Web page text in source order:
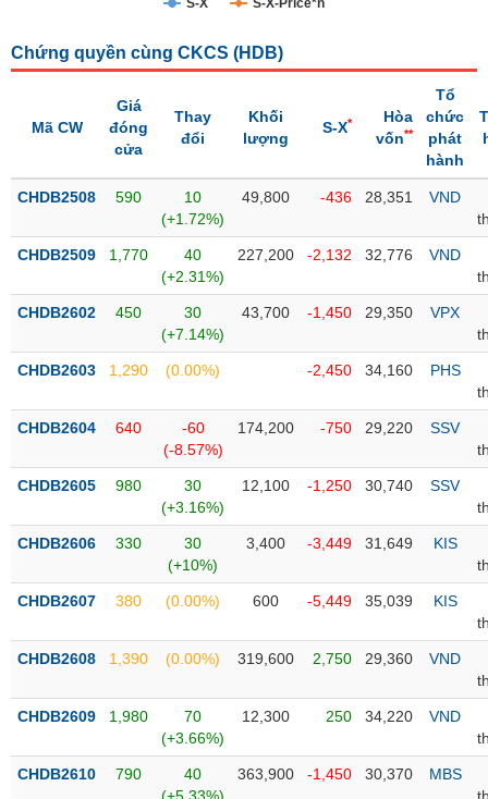
thái
thị
Niêm
Niêm
mới
yết
bổ
Hủy
yết
dõi
biệt
được
ký
Danh
S-X S-X-Price*n
Chứng quyền cùng CKCS (HDB)
Mã CW
Giá
đóng
cửa
Thay
đổi
Khối
lượng
S-X*
Hòa
vốn**
Tổ
chức
phát
hành
CHDB2508 590
10
(+1.72%)
49,800 -436 28,351
VND
CHDB2509 1,770
40
(+2.31%)
227,200 -2,132 32,776
VND
CHDB2602 450
30
(+7.14%)
43,700 -1,450 29,350
VPX
CHDB2603 1,290 (0.00%) -2,450 34,160
PHS
CHDB2604 640
-60
(-8.57%)
174,200 -750 29,220
SSV
CHDB2605 980
30
(+3.16%)
12,100 -1,250 30,740
SSV
CHDB2606 330
30
(+10%)
3,400 -3,449 31,649
KIS
CHDB2607 380 (0.00%) 600 -5,449 35,039
KIS
CHDB2608 1,390 (0.00%) 319,600 2,750 29,360
VND
CHDB2609 1,980
70
(+3.66%)
12,300 250 34,220
VND
CHDB2610 790
40
363,900 -1,450 30,370
MBS
NGÀNH
NGHIỆP
PHIẾU
PHÁI
TRÁI
PHIẾU
CÔNG
CỤ
TƯ
DỮ
LIỆU